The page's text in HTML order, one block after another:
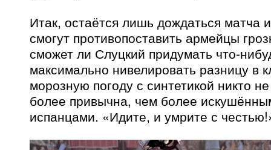
Итак, остаётся лишь дождаться матча
смогут противопоставить армейцы
сможет ли Слуцкий придумать что-
максимально нивелировать разницу в
морозную погоду с синтетикой никто
более привычна, чем более
испанцами. «Идите, и умрите с